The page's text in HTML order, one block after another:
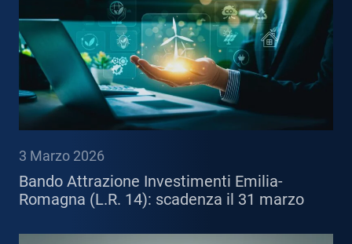
3 Marzo 2026
Bando Attrazione Investimenti Emilia-
Romagna (L.R. 14): scadenza il 31 marzo